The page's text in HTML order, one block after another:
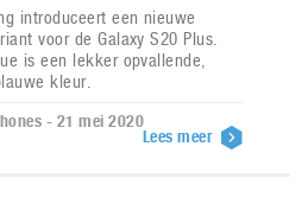
introduceert een nieuwe
voor de Galaxy S20 Plus.
is een lekker opvallende,
kleur.
- 21 mei 2020
Lees meer